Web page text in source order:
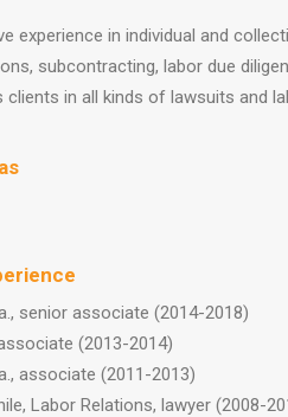
experience in individual and
subcontracting, labor due
clients in all kinds of lawsuits and
senior associate (2014-2018)
(2013-2014)
associate (2011-2013)
Labor Relations, lawyer (2008-